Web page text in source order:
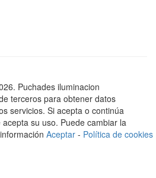
Puchades iluminacion
terceros para obtener datos
servicios. Si acepta o continúa
su uso. Puede cambiar la
Aceptar - Política de cookies